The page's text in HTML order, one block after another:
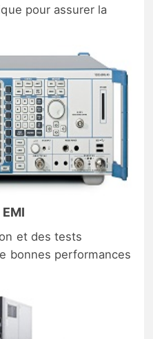
pour assurer la
et des tests
bonnes performances